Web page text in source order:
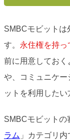
SMBCモビットは
す。 永住権を持っ
前に用意しておく
や、コミュニケ
ットを利用したい
SMBCモビットの
ラム 」カテゴリ